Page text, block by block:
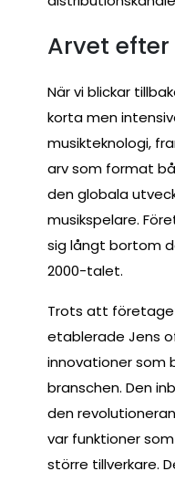
Arvet efter
När vi blickar
korta men
musikteknologi,
arv som format
den globala
musikspelare.
sig långt bortom
2000-talet.
Trots att
etablerade Jens
innovationer som
branschen. Den
den
var funktioner
större tillverkare.